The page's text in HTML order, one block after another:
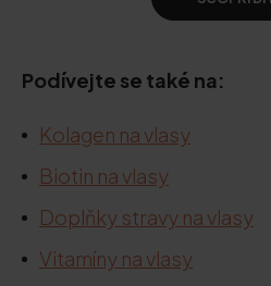
Podívejte se také na:
Kolagen na vlasy
Biotin na vlasy
Doplňky stravy na vlasy
Vitamíny na vlasy